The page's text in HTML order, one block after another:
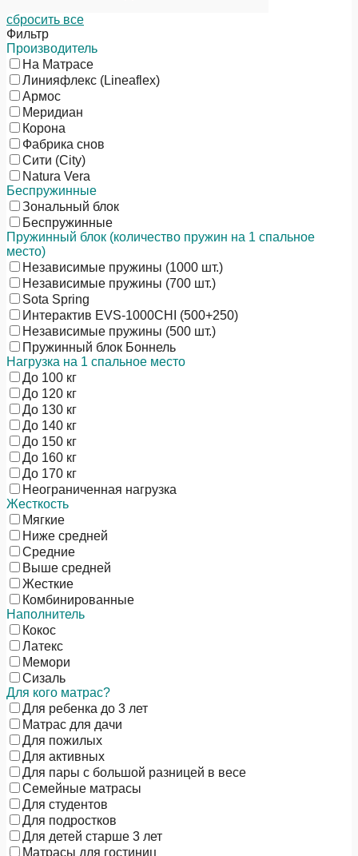
сбросить все
Фильтр
Производитель
На Матрасе
Линияфлекс (Lineaflex)
Армос
Меридиан
Корона
Фабрика снов
Сити (City)
Natura Vera
Беспружинные
Зональный блок
Беспружинные
Пружинный блок (количество пружин на 1 спальное
место)
Независимые пружины (1000 шт.)
Независимые пружины (700 шт.)
Sota Spring
Интерактив EVS-1000CHI (500+250)
Независимые пружины (500 шт.)
Пружинный блок Боннель
Нагрузка на 1 спальное место
До 100 кг
До 120 кг
До 130 кг
До 140 кг
До 150 кг
До 160 кг
До 170 кг
Неограниченная нагрузка
Жесткость
Мягкие
Ниже средней
Средние
Выше средней
Жесткие
Комбинированные
Наполнитель
Кокос
Латекс
Мемори
Сизаль
Для кого матрас?
Для ребенка до 3 лет
Матрас для дачи
Для пожилых
Для активных
Для пары с большой разницей в весе
Семейные матрасы
Для студентов
Для подростков
Для детей старше 3 лет
Матрасы для гостиниц